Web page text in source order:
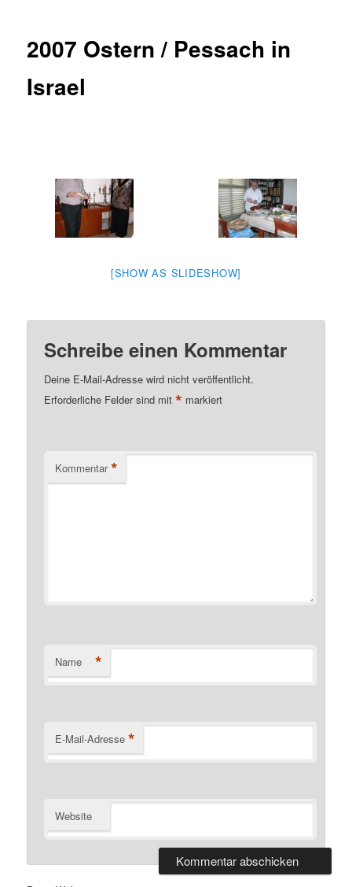
2007 Ostern / Pessach in
Israel
[SHOW AS SLIDESHOW]
Schreibe einen Kommentar
Deine E-Mail-Adresse wird nicht veröffentlicht.
Erforderliche Felder sind mit* markiert
Kommentar *
Name *
E-Mail-Adresse *
Website